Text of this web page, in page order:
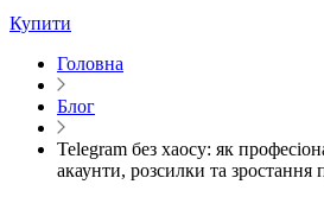
Купити
Головна
Блог
Telegram без хаосу: як
акаунти, розсилки та зростання